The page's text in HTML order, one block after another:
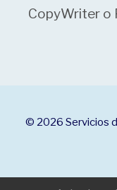
CopyWriter o
© 2026 Servicios